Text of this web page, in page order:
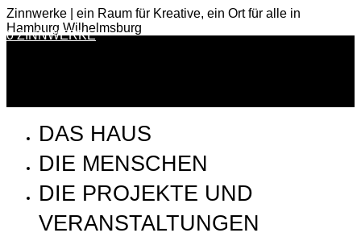
Zinnwerke | ein Raum für Kreative, ein Ort für alle in
Hamburg Wilhelmsburg
0 ZINNWERKE
DAS HAUS
DIE MENSCHEN
DIE PROJEKTE UND
VERANSTALTUNGEN